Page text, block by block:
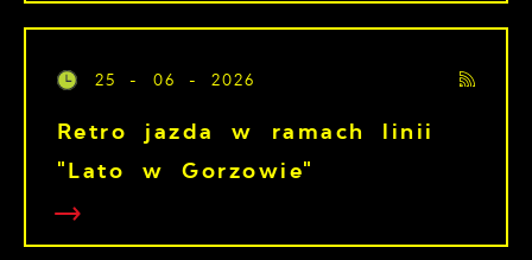
25 - 06 - 2026
Retro jazda w ramach linii
"Lato w Gorzowie"